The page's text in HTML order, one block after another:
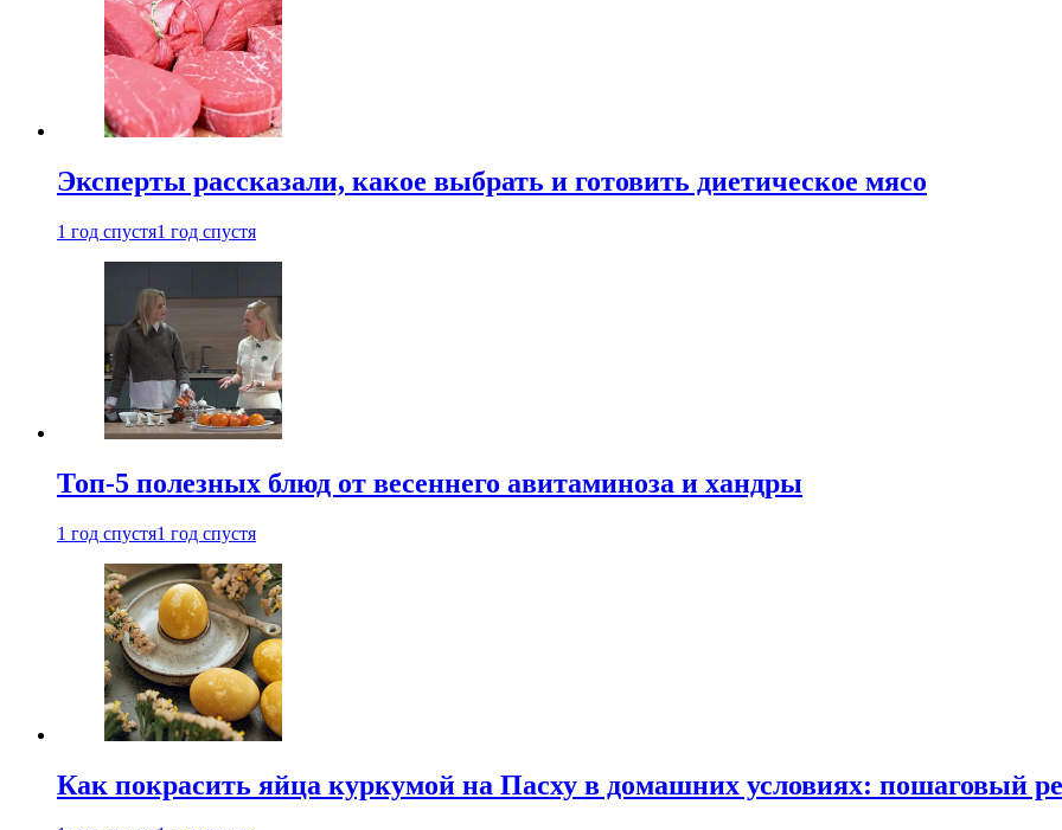
Эксперты рассказали, какое выбрать и готовить диетическое мясо
1 год спустя1 год спустя
Топ-5 полезных блюд от весеннего авитаминоза и хандры
1 год спустя1 год спустя
Как покрасить яйца куркумой на Пасху в домашних условиях: пошаговый